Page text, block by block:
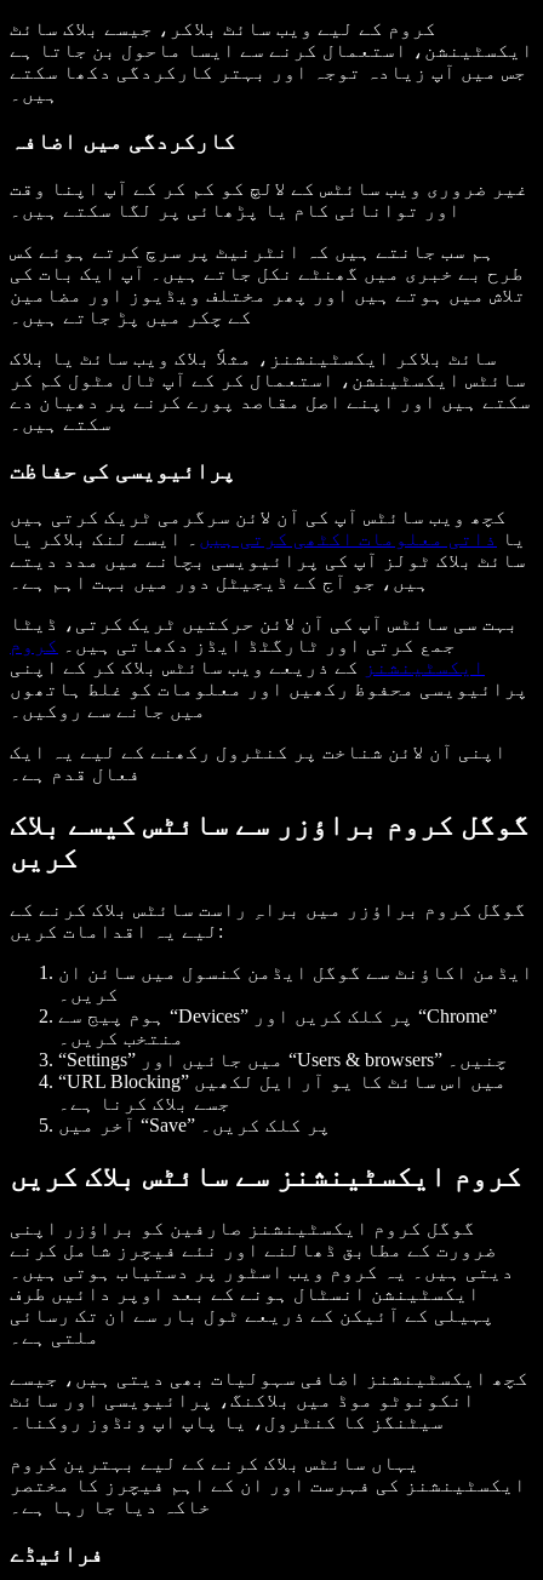
کروم کے لیے ویب سائٹ بلاکر، جیسے بلاک سائٹ
ایکسٹینشن، استعمال کرنے سے ایسا ماحول بن جاتا ہے
جس میں آپ زیادہ توجہ اور بہتر کارکردگی دکھا سکتے
ہیں۔
کارکردگی میں اضافہ
غیر ضروری ویب سائٹس کے لالچ کو کم کر کے آپ اپنا وقت
اور توانائی کام یا پڑھائی پر لگا سکتے ہیں۔
ہم سب جانتے ہیں کہ انٹرنیٹ پر سرچ کرتے ہوئے کس
طرح بے خبری میں گھنٹے نکل جاتے ہیں۔ آپ ایک بات کی
تلاش میں ہوتے ہیں اور پھر مختلف ویڈیوز اور مضامین
کے چکر میں پڑ جاتے ہیں۔
سائٹ بلاکر ایکسٹینشنز، مثلاً بلاک ویب سائٹ یا بلاک
سائٹس ایکسٹینشن، استعمال کر کے آپ ٹال مٹول کم کر
سکتے ہیں اور اپنے اصل مقاصد پورے کرنے پر دھیان دے
سکتے ہیں۔
پرائیویسی کی حفاظت
کچھ ویب سائٹس آپ کی آن لائن سرگرمی ٹریک کرتی ہیں
یا
ذاتی معلومات اکٹھی کرتی ہیں
۔ ایسے لنک بلاکر یا
سائٹ بلاک ٹولز آپ کی پرائیویسی بچانے میں مدد دیتے
ہیں، جو آج کے ڈیجیٹل دور میں بہت اہم ہے۔
بہت سی سائٹس آپ کی آن لائن حرکتیں ٹریک کرتی، ڈیٹا
جمع کرتی اور ٹارگٹڈ ایڈز دکھاتی ہیں۔
کروم
ایکسٹینشنز
کے ذریعے ویب سائٹس بلاک کر کے اپنی
پرائیویسی محفوظ رکھیں اور معلومات کو غلط ہاتھوں
میں جانے سے روکیں۔
اپنی آن لائن شناخت پر کنٹرول رکھنے کے لیے یہ ایک
فعال قدم ہے۔
گوگل کروم براؤزر سے سائٹس کیسے بلاک
کریں
گوگل کروم براؤزر میں براہِ راست سائٹس بلاک کرنے کے
لیے یہ اقدامات کریں:
ایڈمن اکاؤنٹ سے گوگل ایڈمن کنسول میں سائن ان
کریں۔
ہوم پیج سے “Devices” پر کلک کریں اور “Chrome”
منتخب کریں۔
“Settings” میں جائیں اور “Users & browsers” چنیں۔
“URL Blocking” میں اس سائٹ کا یو آر ایل لکھیں
جسے بلاک کرنا ہے۔
آخر میں “Save” پر کلک کریں۔
کروم ایکسٹینشنز سے سائٹس بلاک کریں
گوگل کروم ایکسٹینشنز صارفین کو براؤزر اپنی
ضرورت کے مطابق ڈھالنے اور نئے فیچرز شامل کرنے
دیتی ہیں۔ یہ کروم ویب اسٹور پر دستیاب ہوتی ہیں۔
ایکسٹینشن انسٹال ہونے کے بعد اوپر دائیں طرف
پہیلی کے آئیکن کے ذریعے ٹول بار سے ان تک رسائی
ملتی ہے۔
کچھ ایکسٹینشنز اضافی سہولیات بھی دیتی ہیں، جیسے
انکونوٹو موڈ میں بلاکنگ، پرائیویسی اور سائٹ
سیٹنگز کا کنٹرول، یا پاپ اپ ونڈوز روکنا۔
یہاں سائٹس بلاک کرنے کے لیے بہترین کروم
ایکسٹینشنز کی فہرست اور ان کے اہم فیچرز کا مختصر
خاکہ دیا جا رہا ہے۔
فرائیڈے